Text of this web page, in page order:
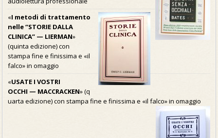
«I metodi di trattamento
nelle “STORIE DALLA
CLINICA” — LIERMAN»
(quinta edizione) con
stampa fine e finissima e «il
falco» in omaggio
«USATE I VOSTRI
OCCHI — MACCRACKEN» (q
uarta edizione) con stampa fine e finissima e «il falco» in omaggio